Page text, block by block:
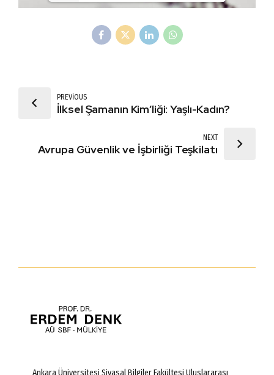
PREVIOUS
İlksel Şamanın Kim’liği: Yaşlı-Kadın?
NEXT
Avrupa Güvenlik ve İşbirliği Teşkilatı
Ankara Üniversitesi Siyasal Bilgiler Fakültesi Uluslararası